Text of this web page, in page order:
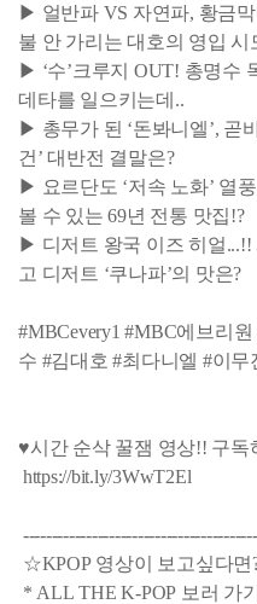
▶ 얼반파 VS 자연파, 황금
불 안 가리는 대호의 영입 시
▶ ‘수’크루지 OUT! 총명수
데타를 일으키는데..
▶ 총무가 된 ‘돈봐니엘’, 곧
건’ 대반전 결말은?
▶ 요르단도 ‘저속 노화’ 열
볼 수 있는 69년 전통 맛집!?
▶ 디저트 왕국 이즈 히얼...!!
고 디저트 ‘쿠나파’의 맛은?
#MBCevery1 #MBC에브리
수 #김대호 #최다니엘 #이
♥시간 순삭 꿀잼 영상!! 구독
https://bit.ly/3WwT2El
☆KPOP 영상이 보고싶다
* ALL THE K-POP 보러 가